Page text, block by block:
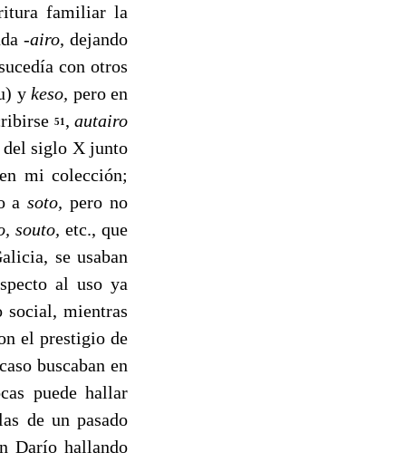
familiar la
-airo, dejando
con otros
y keso, pero en
51 ,autairo
del siglo X junto
mi colección;
asoto,pero no
souto, etc., que
se usaban
al uso ya
social, mien­tras
el prestigio de
busca­ban en
puede hallar
de un pa­sado
Darío hallando